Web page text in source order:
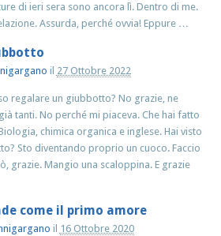
di ieri sera sono ancora lì. Dentro di me.
Assurda, perché ovvia! Eppure …
il 27 Ottobre 2022
regalare un giubbotto? No grazie, ne
tanti. No perché mi piaceva. Che hai fatto
chimica organica e inglese. Hai visto
Sto diventando proprio un cuoco. Faccio
grazie. Mangio una scaloppina. E grazie
come il primo amore
il 16 Ottobre 2020